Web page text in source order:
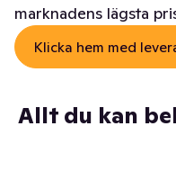
marknadens lägsta
Klicka hem med
Allt du kan